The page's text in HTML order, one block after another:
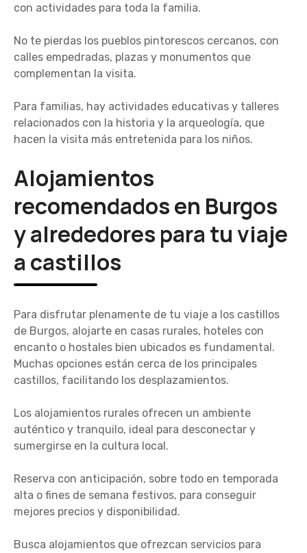
con actividades para toda la familia.
No te pierdas los pueblos pintorescos cercanos, con
calles empedradas, plazas y monumentos que
complementan la visita.
Para familias, hay actividades educativas y talleres
relacionados con la historia y la arqueología, que
hacen la visita más entretenida para los niños.
Alojamientos
recomendados en Burgos
y alrededores para tu viaje
a castillos
Para disfrutar plenamente de tu viaje a los castillos
de Burgos, alojarte en casas rurales, hoteles con
encanto o hostales bien ubicados es fundamental.
Muchas opciones están cerca de los principales
castillos, facilitando los desplazamientos.
Los alojamientos rurales ofrecen un ambiente
auténtico y tranquilo, ideal para desconectar y
sumergirse en la cultura local.
Reserva con anticipación, sobre todo en temporada
alta o fines de semana festivos, para conseguir
mejores precios y disponibilidad.
Busca alojamientos que ofrezcan servicios para